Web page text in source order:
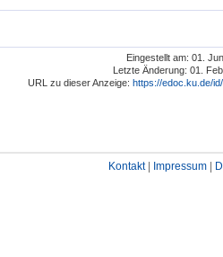
Eingestellt am: 01.
Letzte Änderung: 01.
URL zu dieser Anzeige: https://edoc.ku.de/
Kontakt| Impressum